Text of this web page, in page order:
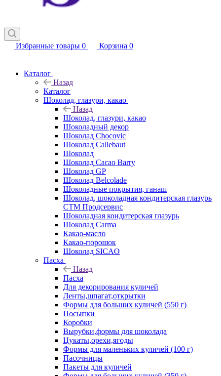
Избранные товары 0 Корзина 0
Каталог
Назад
Каталог
Шоколад, глазури, какао
Назад
Шоколад, глазури, какао
Шоколадный декор
Шоколад Chocovic
Шоколад Callebaut
Шоколад
Шоколад Cacao Barry
Шоколад GP
Шоколад Belcolade
Шоколадные покрытия, ганаш
Шоколад, шоколадная кондитерская глазурь
СТМ Продсервис
Шоколадная кондитерская глазурь
Шоколад Carma
Какао-масло
Какао-порошок
Шоколад SICAO
Пасха
Назад
Пасха
Для декорирования куличей
Ленты,шпагат,открытки
Формы для больших куличей (550 г)
Посыпки
Коробки
Вырубки,формы для шоколада
Цукаты,орехи,ягоды
Формы для маленьких куличей (100 г)
Пасочницы
Пакеты для куличей